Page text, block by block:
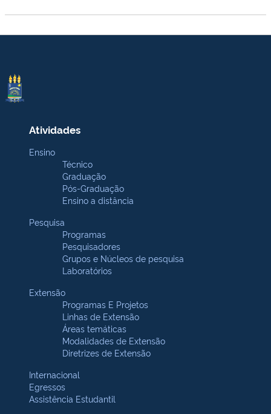
Atividades
Ensino
Técnico
Graduação
Pós-Graduação
Ensino a distância
Pesquisa
Programas
Pesquisadores
Grupos e Núcleos de pesquisa
Laboratórios
Extensão
Programas E Projetos
Linhas de Extensão
Áreas temáticas
Modalidades de Extensão
Diretrizes de Extensão
Internacional
Egressos
Assistência Estudantil